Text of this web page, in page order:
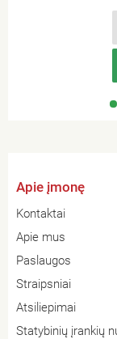
Apie įmonę
Kontaktai
Apie mus
Paslaugos
Straipsniai
Atsiliepimai
Statybinių įrankių